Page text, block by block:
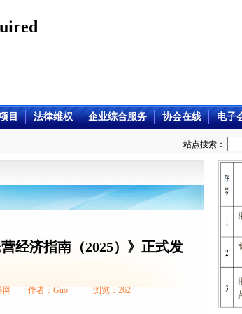
目 法律维权 企业综合服务 协会在线 电子
站点搜索：
经济指南（2025）》正式发
器网 作者：Guo 浏览： 262